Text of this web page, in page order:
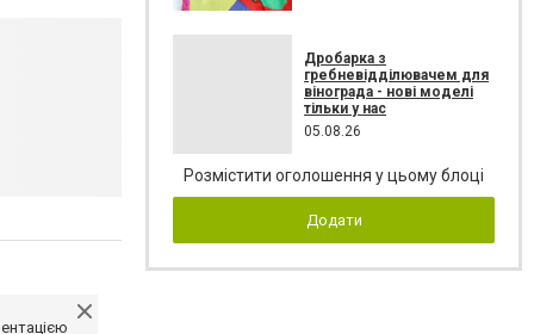
Дробарка з
гребневідділювачем для
вінограда - нові моделі
тільки у нас
05.08.26
Розмістити оголошення у цьому блоці
Додати